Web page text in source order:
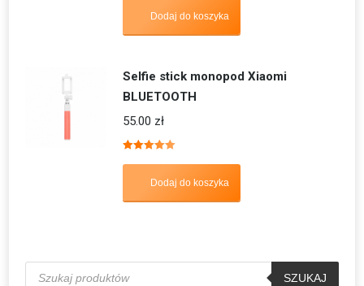
Dodaj do koszyka
Selfie stick monopod Xiaomi
BLUETOOTH
55.00 zł
Dodaj do koszyka
Wyszukiwarka
produktów
SZUKAJ